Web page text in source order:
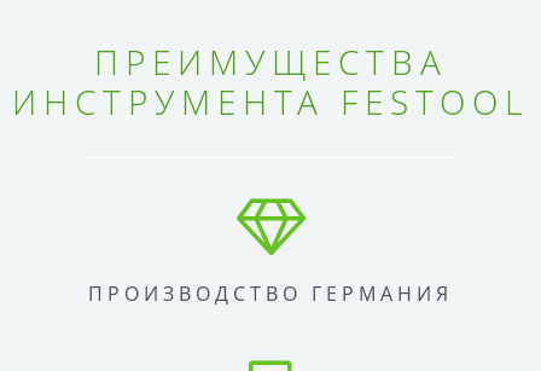
ПРЕИМУЩЕСТВА
ИНСТРУМЕНТА FESTOOL
ПРОИЗВОДСТВО ГЕРМАНИЯ